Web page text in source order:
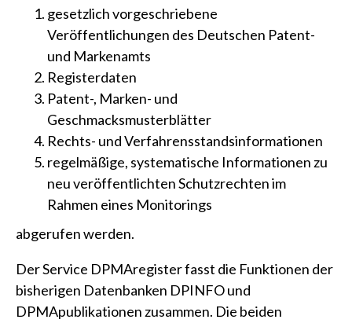
gesetzlich vorgeschriebene
Veröffentlichungen des Deutschen Patent-
und Markenamts
Registerdaten
Patent-, Marken- und
Geschmacksmusterblätter
Rechts- und Verfahrensstandsinformationen
regelmäßige, systematische Informationen zu
neu veröffentlichten Schutzrechten im
Rahmen eines Monitorings
abgerufen werden.
Der Service DPMAregister fasst die Funktionen der
bisherigen Datenbanken DPINFO und
DPMApublikationen zusammen. Die beiden